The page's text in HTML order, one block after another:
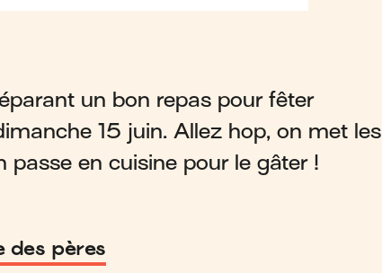
un bon repas pour fêter
15 juin. Allez hop, on met les
en cuisine pour le gâter !
des pères